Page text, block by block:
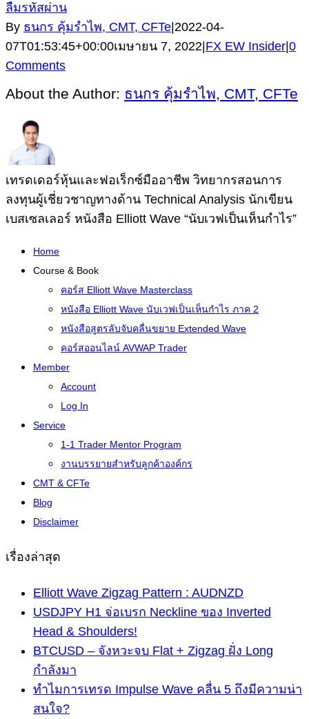
ลืมรหัสผ่าน
By ธนกร คุ้มรำไพ, CMT, CFTe 2022-04-
07T01:53:45+00:00เมษายน 7, 2022 FX EW Insider 0
Comments
About the Author: ธนกร คุ้มรำไพ, CMT, CFTe
เทรดเดอร์หุ้นและฟอเร็กซ์มืออาชีพ วิทยากรสอนการ
ลงทุนผู้เชี่ยวชาญทางด้าน Technical Analysis นักเขียน
เบสเซลเลอร์ หนังสือ Elliott Wave “นับเวฟเป็นเห็นกำไร”
Home
Course & Book
คอร์ส Elliott Wave Masterclass
หนังสือ Elliott Wave นับเวฟเป็นเห็นกำไร ภาค 2
หนังสือสูตรลับจับคลื่นขยาย Extended Wave
คอร์สออนไลน์ AVWAP Trader
Member
Account
Log In
Service
1-1 Trader Mentor Program
งานบรรยายสำหรับลูกค้าองค์กร
CMT & CFTe
Blog
Disclaimer
เรื่องล่าสุด
Elliott Wave Zigzag Pattern : AUDNZD
USDJPY H1 จ่อเบรก Neckline ของ Inverted
Head & Shoulders!
BTCUSD – จังหวะจบ Flat + Zigzag ฝั่ง Long
กำลังมา
ทำไมการเทรด Impulse Wave คลื่น 5 ถึงมีความน่า
สนใจ?